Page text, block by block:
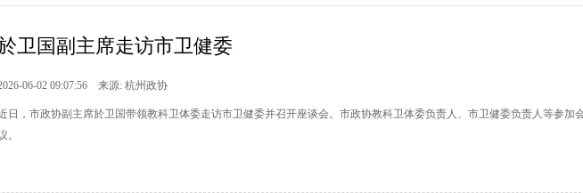
卫国副主席走访市卫健委
06-02 09:07:56 来源: 杭州政协
日，市政协副主席於卫国带领教科卫体委走访市卫健委并召开座谈会。市政协教科卫体委负责人、市卫健委负责人等参加
。